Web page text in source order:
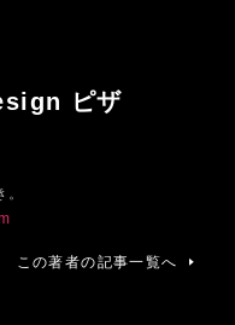
ピザ
この著者の記事一覧へ